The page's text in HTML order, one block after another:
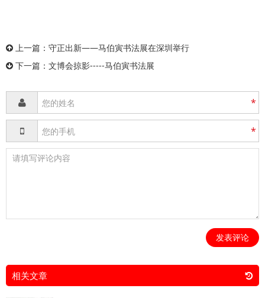
上一篇： 守正出新——马伯寅书法展在深圳举行
下一篇： 文博会掠影-----马伯寅书法展
*
*
发表评论
相关文章